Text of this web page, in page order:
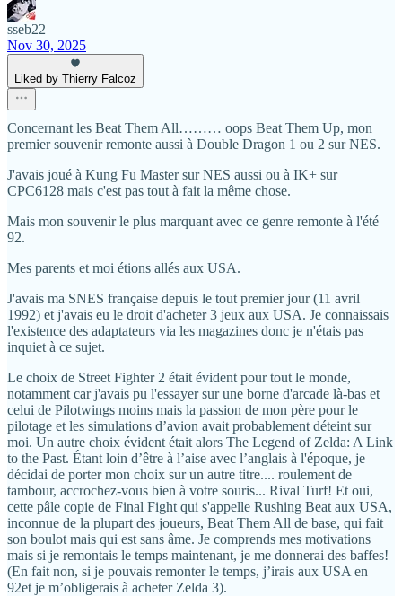
sseb22
Nov 30, 2025
Liked by Thierry Falcoz
Concernant les Beat Them All……… oops Beat Them Up, mon
premier souvenir remonte aussi à Double Dragon 1 ou 2 sur NES.
J'avais joué à Kung Fu Master sur NES aussi ou à IK+ sur
CPC6128 mais c'est pas tout à fait la même chose.
Mais mon souvenir le plus marquant avec ce genre remonte à l'été
92.
Mes parents et moi étions allés aux USA.
J'avais ma SNES française depuis le tout premier jour (11 avril
1992) et j'avais eu le droit d'acheter 3 jeux aux USA. Je connaissais
l'existence des adaptateurs via les magazines donc je n'étais pas
inquiet à ce sujet.
Le choix de Street Fighter 2 était évident pour tout le monde,
notamment car j'avais pu l'essayer sur une borne d'arcade là-bas et
celui de Pilotwings moins mais la passion de mon père pour le
pilotage et les simulations d’avion avait probablement déteint sur
moi. Un autre choix évident était alors The Legend of Zelda: A Link
to the Past. Étant loin d’être à l’aise avec l’anglais à l'époque, je
décidai de porter mon choix sur un autre titre.... roulement de
tambour, accrochez-vous bien à votre souris... Rival Turf! Et oui,
cette pâle copie de Final Fight qui s'appelle Rushing Beat aux USA,
inconnue de la plupart des joueurs, Beat Them All de base, qui fait
son boulot mais qui est sans âme. Je comprends mes motivations
mais si je remontais le temps maintenant, je me donnerai des baffes!
(En fait non, si je pouvais remonter le temps, j’irais aux USA en
92et je m’obligerais à acheter Zelda 3).